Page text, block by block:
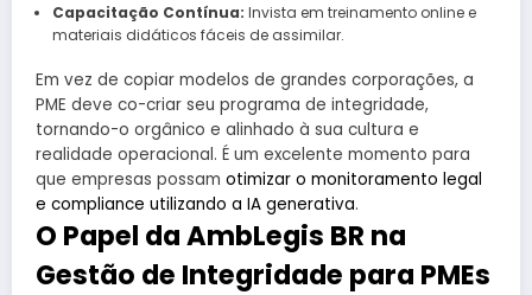
Capacitação Contínua: Invista em treinamento online e
materiais didáticos fáceis de assimilar.
Em vez de copiar modelos de grandes corporações, a
PME deve co-criar seu programa de integridade,
tornando-o orgânico e alinhado à sua cultura e
realidade operacional. É um excelente momento para
que empresas possam otimizar o monitoramento legal
e compliance utilizando a IA generativa.
O Papel da AmbLegis BR na
Gestão de Integridade para PMEs